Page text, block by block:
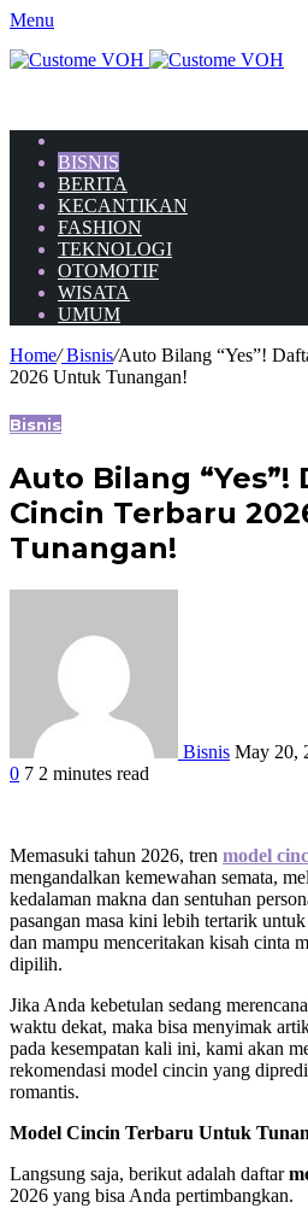
Menu
BISNIS
BERITA
KECANTIKAN
FASHION
TEKNOLOGI
OTOMOTIF
WISATA
UMUM
Home/Bisnis/Auto Bilang “Yes”!
2026 Untuk Tunangan!
Bisnis
Auto Bilang
Cincin Terbaru
Tunangan!
Bisnis May 20,
0 7 2 minutes read
Memasuki tahun 2026, tren model
mengandalkan kemewahan semata,
kedalaman makna dan sentuhan
pasangan masa kini lebih tertarik
dan mampu menceritakan kisah cinta
dipilih.
Jika Anda kebetulan sedang
waktu dekat, maka bisa menyimak
pada kesempatan kali ini, kami akan
rekomendasi model cincin yang
romantis.
Model Cincin Terbaru Untuk
Langsung saja, berikut adalah daftar
2026 yang bisa Anda pertimbangkan.